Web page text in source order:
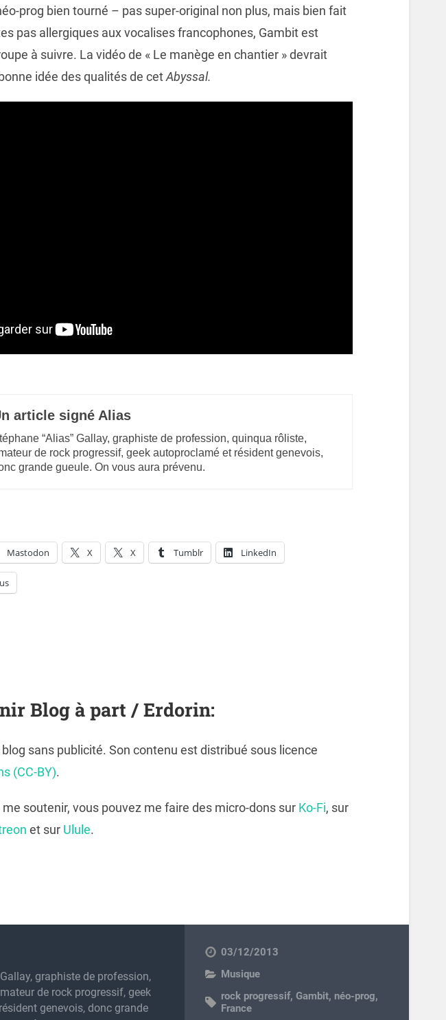
prog bien tourné – pas super-original non plus, mais bien fait
pas allergiques aux vocalises francophones, Gambit est
à suivre. La vidéo de « Le manège en chantier » devrait
idée des qualités de cetAbyssal.
article signé Alias
“Alias” Gallay, graphiste de profession, quinqua rôliste,
de rock progressif, geek autoproclamé et résident genevois,
grande gueule. On vous aura prévenu.
Mastodon X X Tumblr LinkedIn
Blog à part / Erdorin:
sans publicité. Son contenu est distribué sous licence
(CC-BY).
soutenir, vous pouvez me faire des micro-dons sur Ko-Fi, sur
et sur Ulule.
graphiste de profession,
de rock progressif, geek
genevois, donc grande
03/12/2013
Musique
rock progressif,Gambit, néo-prog,
France